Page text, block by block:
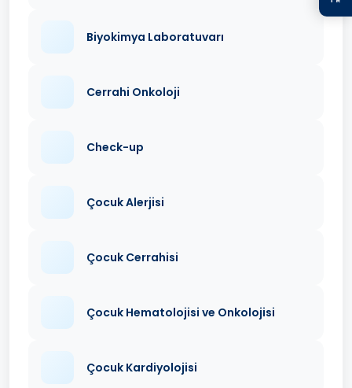
Biyokimya Laboratuvarı
Cerrahi Onkoloji
Check-up
Çocuk Alerjisi
Çocuk Cerrahisi
Çocuk Hematolojisi ve Onkolojisi
Çocuk Kardiyolojisi